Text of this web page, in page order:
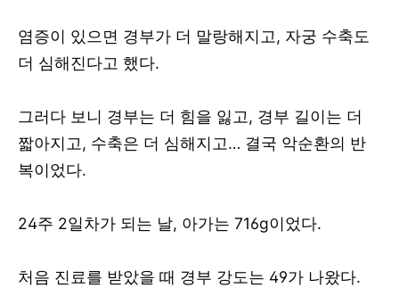
염증이 있으면 경부가 더 말랑해지고, 자궁 수축도
더 심해진다고 했다.
그러다 보니 경부는 더 힘을 잃고, 경부 길이는 더
짧아지고, 수축은 더 심해지고… 결국 악순환의 반
복이었다.
24주 2일차가 되는 날, 아가는 716g이었다.
처음 진료를 받았을 때 경부 강도는 49가 나왔다.